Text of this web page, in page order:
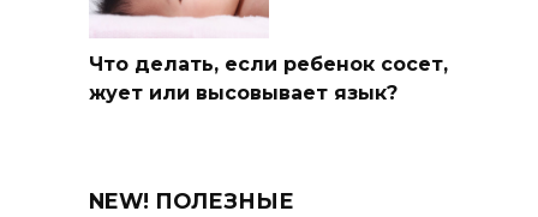
Что делать, если ребенок сосет,
жует или высовывает язык?
NEW! ПОЛЕЗНЫЕ